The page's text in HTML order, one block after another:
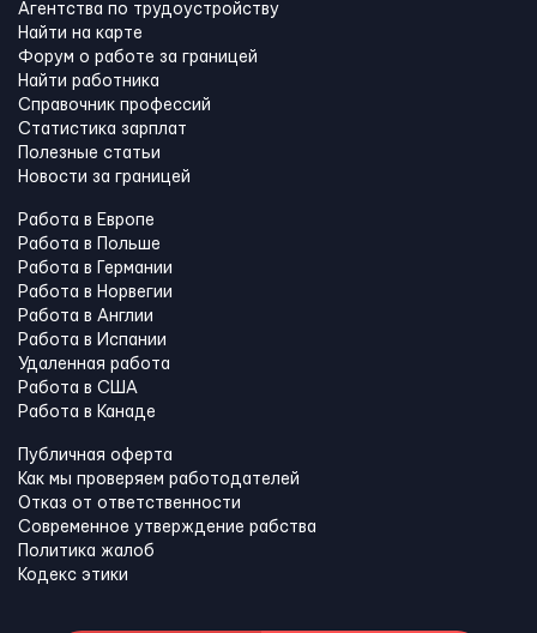
Агентства по трудоустройству
Найти на карте
Форум о работе за границей
Найти работника
Справочник профессий
Статистика зарплат
Полезные статьи
Новости за границей
Работа в Европе
Работа в Польше
Работа в Германии
Работа в Норвегии
Работа в Англии
Работа в Испании
Удаленная работа
Работа в США
Работа в Канадe
Публичная оферта
Как мы проверяем работодателей
Отказ от ответственности
Современное утверждение рабства
Политика жалоб
Кодекс этики